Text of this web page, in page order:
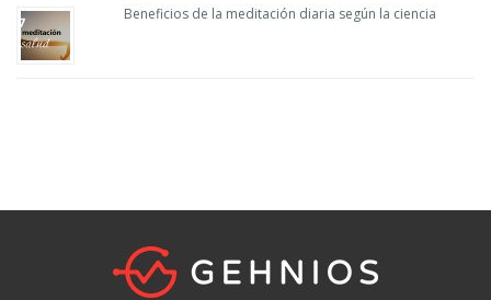
Beneficios de la meditación diaria según la ciencia